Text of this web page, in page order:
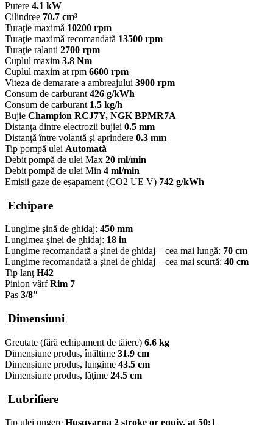
Putere 4.1 kW
Cilindree 70.7 cm³
Turaţie maximă 10200 rpm
Turaţie maximă recomandată 13500 rpm
Turaţie ralanti 2700 rpm
Cuplul maxim 3.8 Nm
Cuplul maxim at rpm 6600 rpm
Viteza de demarare a ambreajului 3900 rpm
Consum de carburant 426 g/kWh
Consum de carburant 1.5 kg/h
Bujie Champion RCJ7Y, NGK BPMR7A
Distanţa dintre electrozii bujiei 0.5 mm
Distanţă între volantă şi aprindere 0.3 mm
Tip pompă ulei Automată
Debit pompă de ulei Max 20 ml/min
Debit pompă de ulei Min 4 ml/min
Emisii gaze de eșapament (CO2 UE V) 742 g/kWh
Echipare
Lungime şină de ghidaj: 450 mm
Lungimea şinei de ghidaj: 18 in
Lungime recomandată a şinei de ghidaj – cea mai lungă: 70 cm
Lungime recomandată a şinei de ghidaj – cea mai scurtă: 40 cm
Tip lanţH42
Pinion vârfRim 7
Pas 3/8″
Dimensiuni
Greutate (fără echipament de tăiere) 6.6 kg
Dimensiune produs, înălţime 31.9 cm
Dimensiune produs, lungime 43.5 cm
Dimensiune produs, lăţime 24.5 cm
Lubrifiere
Tip ulei ungere Husqvarna 2 stroke or equiv. at 50:1